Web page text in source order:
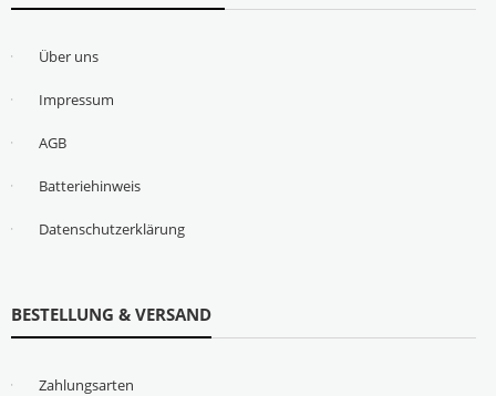
Über uns
Impressum
AGB
Batteriehinweis
Datenschutzerklärung
BESTELLUNG & VERSAND
Zahlungsarten